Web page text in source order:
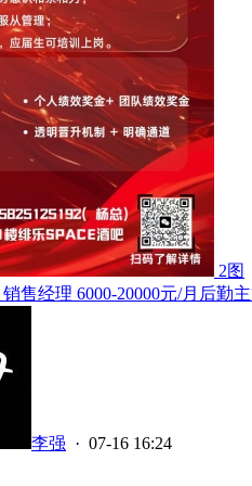
2图
售经理 6000-20000元/月后勤
李强 · 07-16 16:24